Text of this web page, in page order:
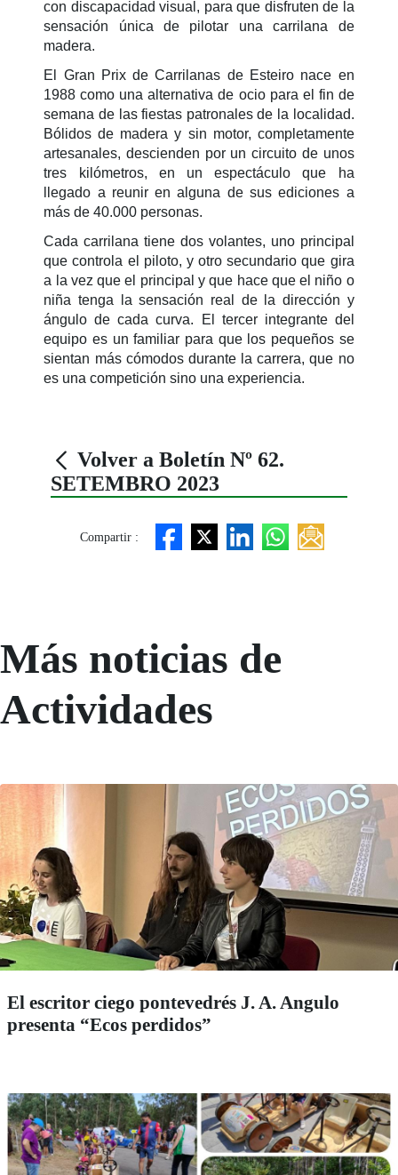
con discapacidad visual, para que disfruten de la
sensación única de pilotar una carrilana de
madera.
El Gran Prix de Carrilanas de Esteiro nace en
1988 como una alternativa de ocio para el fin de
semana de las fiestas patronales de la localidad.
Bólidos de madera y sin motor, completamente
artesanales, descienden por un circuito de unos
tres kilómetros, en un espectáculo que ha
llegado a reunir en alguna de sus ediciones a
más de 40.000 personas.
Cada carrilana tiene dos volantes, uno principal
que controla el piloto, y otro secundario que gira
a la vez que el principal y que hace que el niño o
niña tenga la sensación real de la dirección y
ángulo de cada curva. El tercer integrante del
equipo es un familiar para que los pequeños se
sientan más cómodos durante la carrera, que no
es una competición sino una experiencia.
Volver a Boletín Nº 62.
SETEMBRO 2023
Compartir :
Más noticias de
Actividades
El escritor ciego pontevedrés J. A. Angulo
presenta “Ecos perdidos”